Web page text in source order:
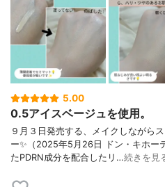
5.00
0.5アイスベージュを使用。
９月３日発売する、メイクしながら
ー✨（2025年5月26日 ドン・キホー
たPDRN成分を配合したリ…続きを見